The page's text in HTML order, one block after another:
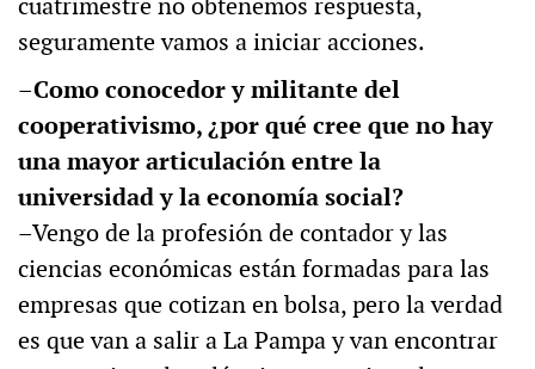
seguramente vamos a iniciar acciones.
–Como conocedor y militante del
cooperativismo, ¿por qué cree que no hay
una mayor articulación entre la
universidad y la economía social?
–Vengo de la profesión de contador y las
ciencias económicas están formadas para las
empresas que cotizan en bolsa, pero la verdad
es que van a salir a La Pampa y van encontrar